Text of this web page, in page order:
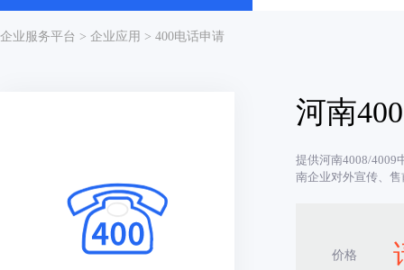
企业服务平台 > 企业应用 > 400电话申请
河南
提供河南4008/4009
南企业对外宣传、
价格